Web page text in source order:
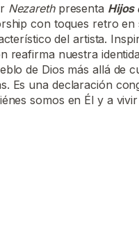
Nezarethpresenta Hijos
con toques retro en
del artista.
reafirma nuestra
de Dios más allá de
Es una declaración
somos en Él y a